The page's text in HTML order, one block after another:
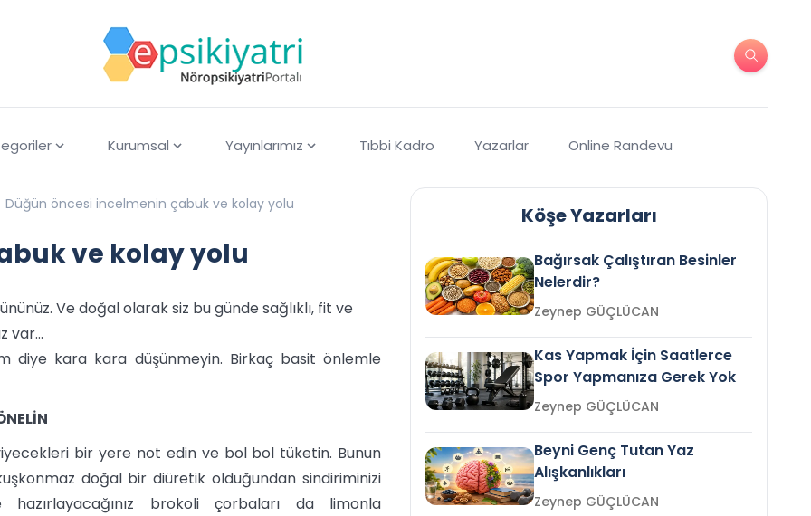
Kurumsal Yayınlarımız Tıbbi Kadro Yazarlar Online Randevu
Düğün öncesi incelmenin çabuk ve kolay yolu
ve kolay yolu
Ve doğal olarak siz bu günde sağlıklı, fit ve
var…
diye kara kara düşünmeyin. Birkaç basit önlemle
bir yere not edin ve bol bol tüketin. Bunun
doğal bir diüretik olduğundan sindiriminizi
brokoli çorbaları da limonla
Köşe Yazarları
Bağırsak Çalıştıran Besinler
Nelerdir?
Zeynep GÜÇLÜCAN
Kas Yapmak İçin Saatlerce
Spor Yapmanıza Gerek Yok
Zeynep GÜÇLÜCAN
Beyni Genç Tutan Yaz
Alışkanlıkları
Zeynep GÜÇLÜCAN